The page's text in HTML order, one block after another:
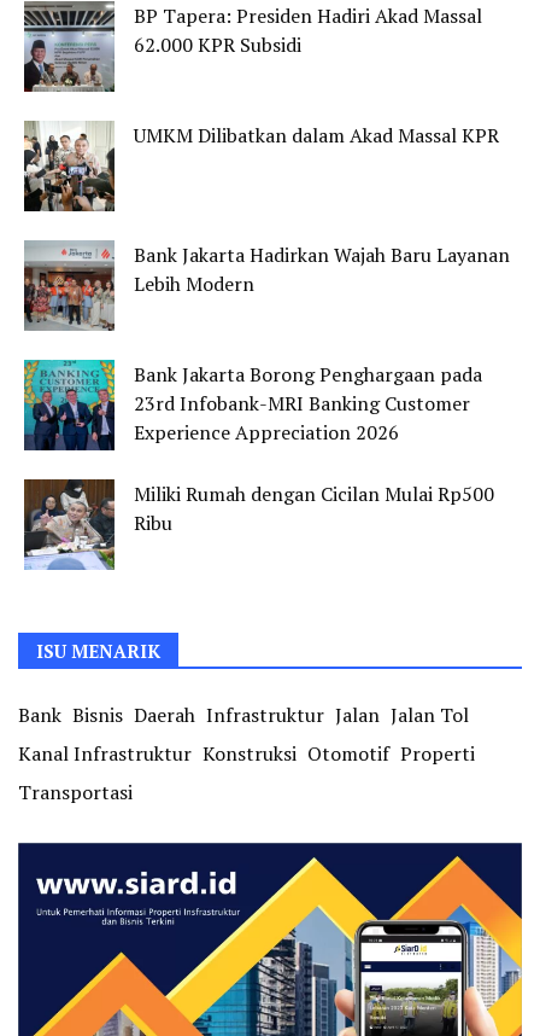
BP Tapera: Presiden Hadiri Akad Massal
62.000 KPR Subsidi
UMKM Dilibatkan dalam Akad Massal KPR
Bank Jakarta Hadirkan Wajah Baru Layanan
Lebih Modern
Bank Jakarta Borong Penghargaan pada
23rd Infobank-MRI Banking Customer
Experience Appreciation 2026
Miliki Rumah dengan Cicilan Mulai Rp500
Ribu
ISU MENARIK
Bank Bisnis Daerah Infrastruktur Jalan Jalan Tol
Kanal Infrastruktur Konstruksi Otomotif Properti
Transportasi